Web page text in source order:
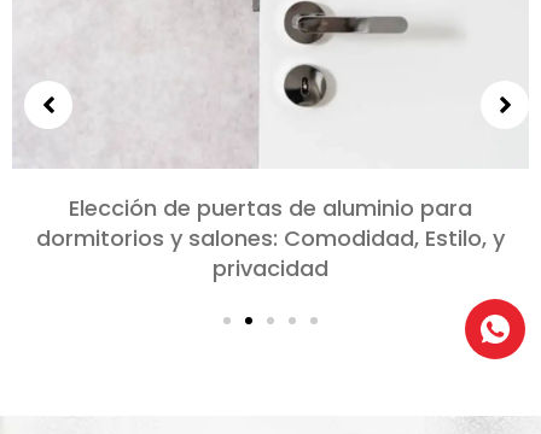
Elección de puertas de aluminio para
dormitorios y salones: Comodidad, Estilo, y
privacidad